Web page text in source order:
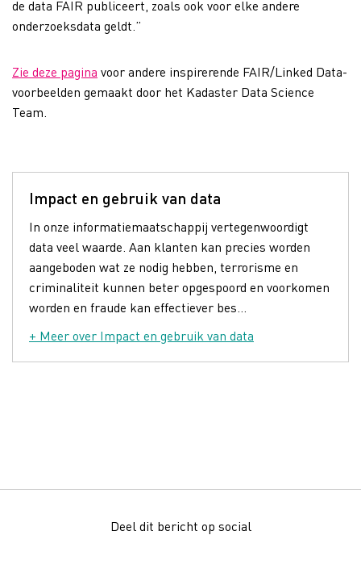
de data FAIR publiceert, zoals ook voor elke andere
onderzoeksdata geldt.”
Zie deze pagina voor andere inspirerende FAIR/Linked Data-
voorbeelden gemaakt door het Kadaster Data Science
Team.
Impact en gebruik van data
In onze informatiemaatschappij vertegenwoordigt
data veel waarde. Aan klanten kan precies worden
aangeboden wat ze nodig hebben, terrorisme en
criminaliteit kunnen beter opgespoord en voorkomen
worden en fraude kan effectiever bes...
+ Meer over Impact en gebruik van data
Deel dit bericht op social